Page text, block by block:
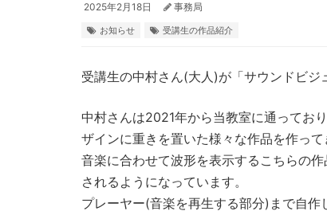
2025年2月18日 事務局
お知らせ 受講生の作品紹介
受講生の中村さん(大人)が「サウンドビジ
中村さんは2021年から当教室に通ってお
ザインに重きを置いた様々な作品を作って
音楽に合わせて波形を表示するこちらの
されるようになっています。
プレーヤー(音楽を再生する部分)まで自